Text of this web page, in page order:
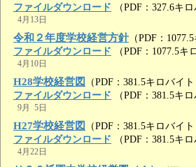
ファイルダウンロード （PDF：327.6キロ
4月13日
令和２年度学校経営方針 （PDF：
ファイルダウンロード （PDF：1077.5キ
4月10日
H28学校経営図
（PDF：381.5キロバイト
ファイルダウンロード （PDF：381.5キロ
9月 5日
H27学校経営図
（PDF：381.5キロバイト
ファイルダウンロード （PDF：381.5キロ
4月22日